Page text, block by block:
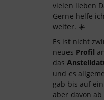
vielen lieben
Gerne helfe
weiter. ☀️
Es ist nicht
neues Profil
das
und es
gab bis auf
aber davon ab